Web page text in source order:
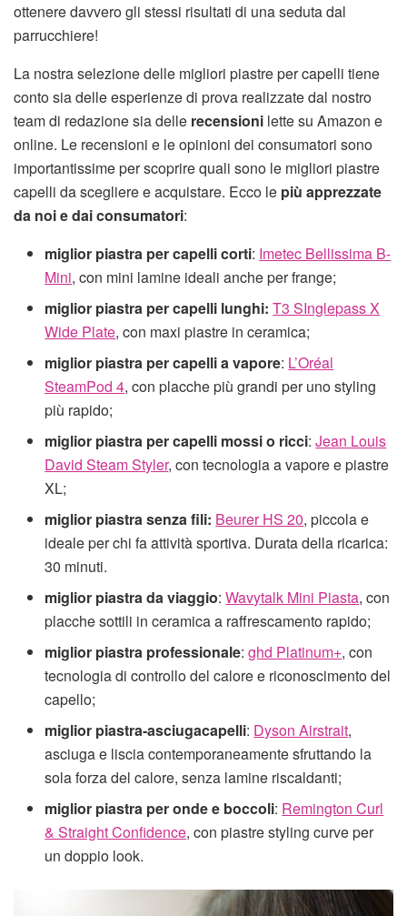
ottenere davvero gli stessi risultati di una seduta dal
parrucchiere!
La nostra selezione delle migliori piastre per capelli tiene
conto sia delle esperienze di prova realizzate dal nostro
team di redazione sia delle recensioni lette su Amazon e
online. Le recensioni e le opinioni dei consumatori sono
importantissime per scoprire quali sono le migliori piastre
capelli da scegliere e acquistare. Ecco le più apprezzate
da noi e dai consumatori:
miglior piastra per capelli corti: Imetec Bellissima B-
Mini, con mini lamine ideali anche per frange;
miglior piastra per capelli lunghi:T3 SInglepass X
Wide Plate, con maxi piastre in ceramica;
miglior piastra per capelli a vapore: L’Oréal
SteamPod 4, con placche più grandi per uno styling
più rapido;
miglior piastra per capelli mossi o ricci:Jean Louis
David Steam Styler, con tecnologia a vapore e piastre
XL;
miglior piastra senza fili: Beurer HS 20, piccola e
ideale per chi fa attività sportiva. Durata della ricarica:
30 minuti.
miglior piastra da viaggio:Wavytalk Mini Piasta, con
placche sottili in ceramica a raffrescamento rapido;
miglior piastra professionale:ghd Platinum+, con
tecnologia di controllo del calore e riconoscimento del
capello;
miglior piastra-asciugacapelli: Dyson Airstrait,
asciuga e liscia contemporaneamente sfruttando la
sola forza del calore, senza lamine riscaldanti;
miglior piastra per onde e boccoli: Remington Curl
& Straight Confidence, con piastre styling curve per
un doppio look.